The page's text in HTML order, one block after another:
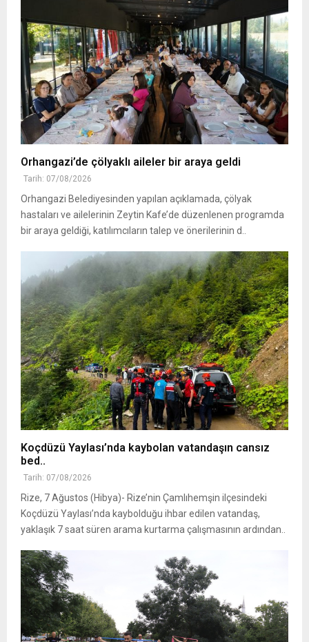
Orhangazi’de çölyaklı aileler bir araya geldi
Tarih: 07/08/2026
Orhangazi Belediyesinden yapılan açıklamada, çölyak
hastaları ve ailelerinin Zeytin Kafe’de düzenlenen programda
bir araya geldiği, katılımcıların talep ve önerilerinin d..
Koçdüzü Yaylası’nda kaybolan vatandaşın cansız
bed..
Tarih: 07/08/2026
Rize, 7 Ağustos (Hibya)- Rize’nin Çamlıhemşin ilçesindeki
Koçdüzü Yaylası’nda kaybolduğu ihbar edilen vatandaş,
yaklaşık 7 saat süren arama kurtarma çalışmasının ardından..